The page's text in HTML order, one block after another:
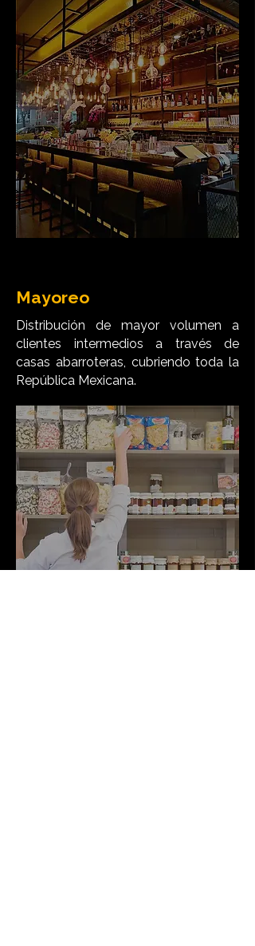
Mayoreo
Distribución de mayor volumen a
clientes intermedios a través de
casas abarroteras, cubriendo toda la
República Mexicana.